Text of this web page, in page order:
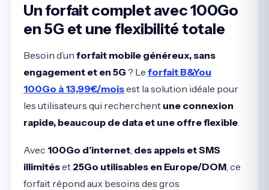
Un forfait complet avec 100Go
en 5G et une flexibilité totale
Besoin d’un forfait mobile généreux, sans
engagement et en 5G ? Le forfait B&You
100Go à 13,99€/moisest la solution idéale pour
les utilisateurs qui recherchent une connexion
rapide, beaucoup de data et une offre flexible
Avec 100Go d’internet des appels et SMS
illimitéset 25Go utilisables en Europe/DOM , ce
forfait répond aux besoins des gros